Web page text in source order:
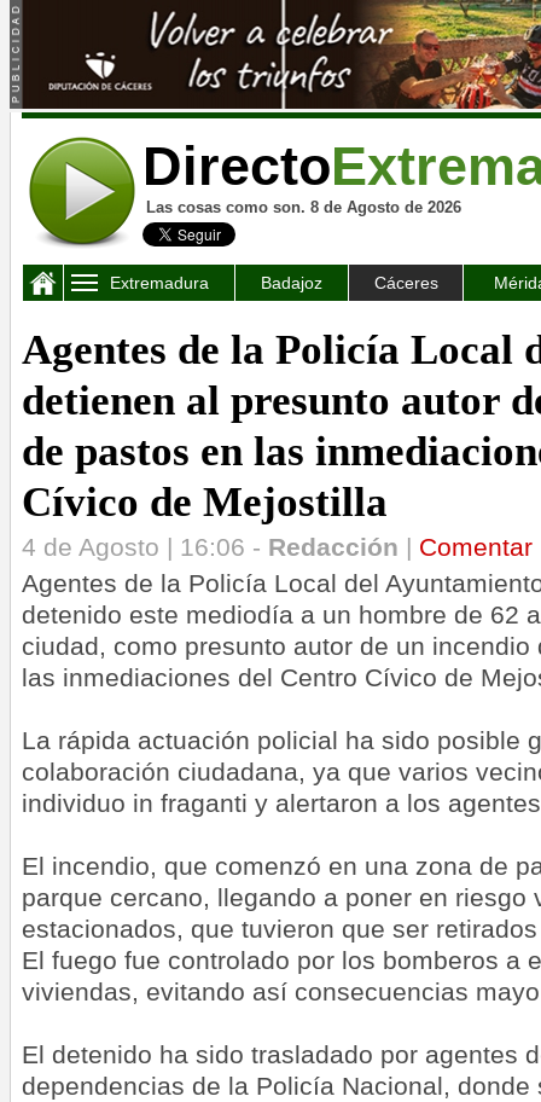
Directo
Las cosas como son. 8 de Agosto de 2026
Extremadura Badajoz Cáceres
Agentes de la Policía Local
detienen al presunto autor
de pastos en las
Cívico de Mejostilla
4 de Agosto | 16:06 - Redacción | Comentar
Agentes de la Policía Local del
detenido este mediodía a un hombre de 62
ciudad, como presunto autor de un
las inmediaciones del Centro Cívico de
La rápida actuación policial ha sido posible
colaboración ciudadana, ya que varios
individuo in fraganti y alertaron a los
El incendio, que comenzó en una zona de
parque cercano, llegando a poner en riesgo
estacionados, que tuvieron que ser
El fuego fue controlado por los bomberos a
viviendas, evitando así consecuencias
El detenido ha sido trasladado por agentes
dependencias de la Policía Nacional, donde